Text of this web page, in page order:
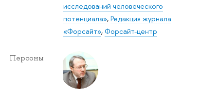
исследований человеческого
потенциала»,Редакция журнала
«Форсайт»,Форсайт-центр
Персоны